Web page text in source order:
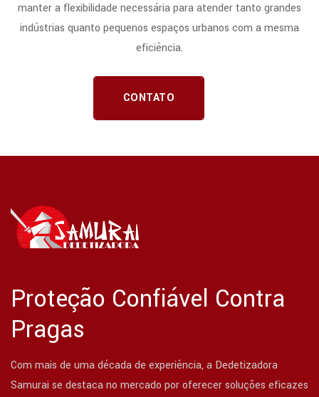
manter a flexibilidade necessária para atender tanto grandes
indústrias quanto pequenos espaços urbanos com a mesma
eficiência.
CONTATO
Proteção Confiável Contra
Pragas
Com mais de uma década de experiência, a Dedetizadora
Samurai se destaca no mercado por oferecer soluções eficazes